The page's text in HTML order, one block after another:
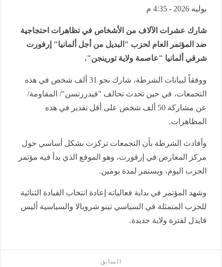
يوليه 2026 - 4:35 م
شارك عشرات الآلاف من الأشخاص في تظاهرات احتجاجية
ضد المؤتمر العام لحزب "البديل من أجل ألمانيا" إرفورت
شرقي ألمانيا "عاصمة ولاية تورينجن".
ووفقاً لبيانات الشرطة، شارك نحو 31 ألف شخص في هذه
التجمعات، في حين تحدث تحالف "فيدرزتسن"/ المقاومة/
عن مشاركة 50 ألف شخص على أقل تقدير في هذه
المظاهرات.
وأفادت الشرطة بأن التجمعات تركزت بشكل أساسي حول
مركز المعارض في إرفورت، وهو الموقع الذي بدأ فيه مؤتمر
الحزب اليوم، ويستمر لمدة يومين.
وشهد المؤتمر في بداية فعالياته إعادة انتخاب القيادة الثنائية
للحزب المتمثلة في السياسي تينو شروبالا والسياسية أليس
فايدل لفترة ولاية جديدة.
السابق